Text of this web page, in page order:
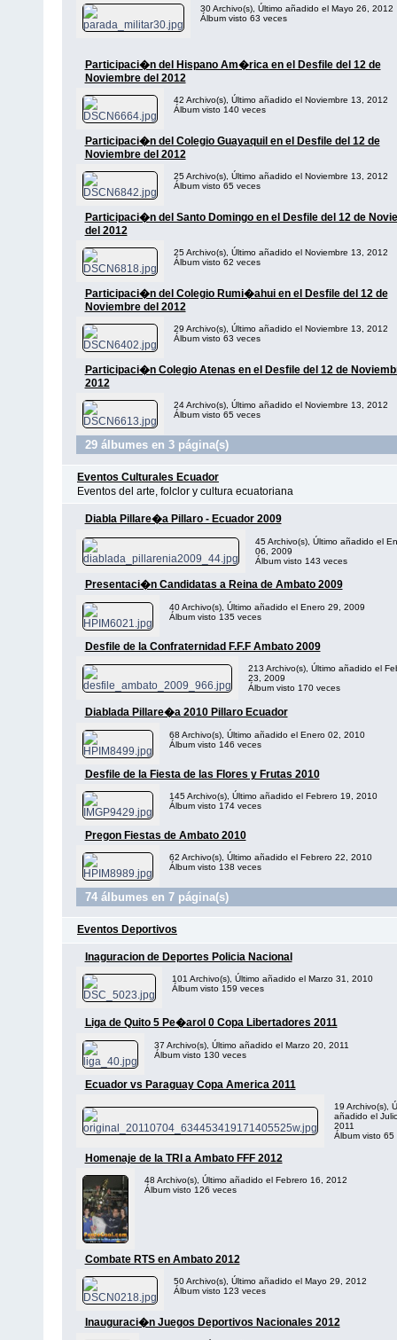
30 Archivo(s), Último añadido el Mayo 26, 2012
Álbum visto 63 veces
Participaci�n del Hispano Am�rica en el Desfile del 12 de
Noviembre del 2012
42 Archivo(s), Último añadido el Noviembre 13, 2012
Álbum visto 140 veces
Participaci�n del Colegio Guayaquil en el Desfile del 12 de
Noviembre del 2012
25 Archivo(s), Último añadido el Noviembre 13, 2012
Álbum visto 65 veces
Participaci�n del Santo Domingo en el Desfile del 12 de
del 2012
25 Archivo(s), Último añadido el Noviembre 13, 2012
Álbum visto 62 veces
Participaci�n del Colegio Rumi�ahui en el Desfile del 12 de
Noviembre del 2012
29 Archivo(s), Último añadido el Noviembre 13, 2012
Álbum visto 63 veces
Participaci�n Colegio Atenas en el Desfile del 12 de
2012
24 Archivo(s), Último añadido el Noviembre 13, 2012
Álbum visto 65 veces
29 álbumes en 3 página(s)
Eventos Culturales Ecuador
Eventos del arte, folclor y cultura ecuatoriana
Diabla Pillare�a Pillaro - Ecuador 2009
45 Archivo(s), Último añadido el
06, 2009
Álbum visto 143 veces
Presentaci�n Candidatas a Reina de Ambato 2009
40 Archivo(s), Último añadido el Enero 29, 2009
Álbum visto 135 veces
Desfile de la Confraternidad F.F.F Ambato 2009
213 Archivo(s), Último añadido el
23, 2009
Álbum visto 170 veces
Diablada Pillare�a 2010 Pillaro Ecuador
68 Archivo(s), Último añadido el Enero 02, 2010
Álbum visto 146 veces
Desfile de la Fiesta de las Flores y Frutas 2010
145 Archivo(s), Último añadido el Febrero 19, 2010
Álbum visto 174 veces
Pregon Fiestas de Ambato 2010
62 Archivo(s), Último añadido el Febrero 22, 2010
Álbum visto 138 veces
74 álbumes en 7 página(s)
Eventos Deportivos
Inaguracion de Deportes Policia Nacional
101 Archivo(s), Último añadido el Marzo 31, 2010
Álbum visto 159 veces
Liga de Quito 5 Pe�arol 0 Copa Libertadores 2011
37 Archivo(s), Último añadido el Marzo 20, 2011
Álbum visto 130 veces
Ecuador vs Paraguay Copa America 2011
19 Archivo(s),
añadido el
2011
Álbum visto 65
Homenaje de la TRI a Ambato FFF 2012
48 Archivo(s), Último añadido el Febrero 16, 2012
Álbum visto 126 veces
Combate RTS en Ambato 2012
50 Archivo(s), Último añadido el Mayo 29, 2012
Álbum visto 123 veces
Inauguraci�n Juegos Deportivos Nacionales 2012